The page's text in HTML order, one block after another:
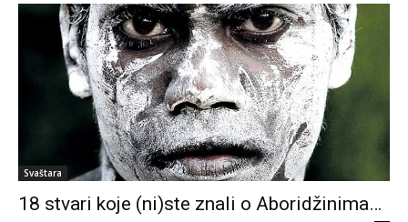
Svaštara
18 stvari koje (ni)ste znali o Aboridžinima…